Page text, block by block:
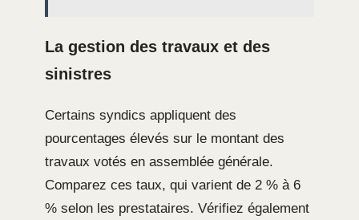
La gestion des travaux et des
sinistres
Certains syndics appliquent des
pourcentages élevés sur le montant des
travaux votés en assemblée générale.
Comparez ces taux, qui varient de 2 % à 6
% selon les prestataires. Vérifiez également